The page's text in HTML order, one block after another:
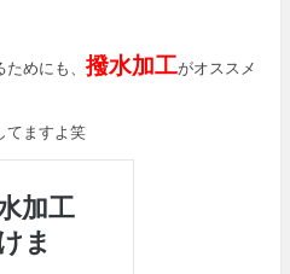
めにも、 撥水加工がオススメ
てますよ笑